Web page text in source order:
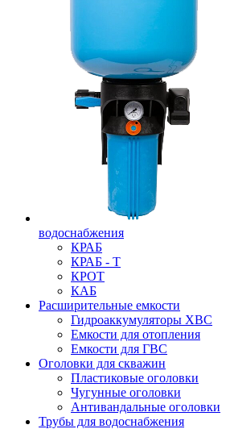
водоснабжения
КРАБ
КРАБ - Т
КРОТ
КАБ
Расширительные емкости
Гидроаккумуляторы ХВС
Емкости для отопления
Емкости для ГВС
Оголовки для скважин
Пластиковые оголовки
Чугунные оголовки
Антивандальные оголовки
Трубы для водоснабжения